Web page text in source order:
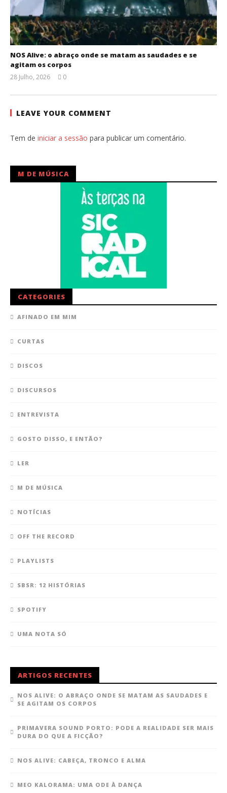
NOS Alive: o abraço onde se matam as saudades e se
agitam os corpos
28 Julho, 2026
Ventura
0
LEAVE YOUR COMMENT
Tem de iniciar a sessão para publicar um comentário.
M DE MÚSICA
CATEGORIES
AFINADO EM MIM
CURTAS
DISCOS
DISCURSOS
ENTREVISTA
GOSTO DISSO, E ENTÃO?
LER
M DE MÚSICA
NOTÍCIAS
OFF THE RECORD
PLAYLISTS
SBSR: 12 HISTÓRIAS
SPOTIFY
UMA NOTA SÓ
ARTIGOS RECENTES
NOS ALIVE: O ABRAÇO ONDE SE MATAM AS SAUDADES E
SE AGITAM OS CORPOS
PRIMAVERA SOUND PORTO: PODE A REALIDADE SER MAIS
DURA DO QUE A FICÇÃO?
NOS ALIVE: CABEÇA, TRONCO E ALMA
MEO KALORAMA: UMA ODE À DANÇA